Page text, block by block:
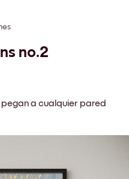
no.2
a cualquier pared